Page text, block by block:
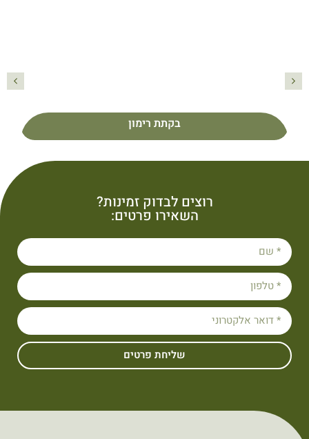
בקתת רימון
רוצים לבדוק זמינות?
השאירו פרטים:
שליחת פרטים